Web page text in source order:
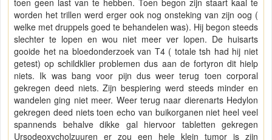
toen geen last van te hebben. Toen begon zijn staart kaal te
worden het trillen werd erger ook nog onsteking van zijn oog (
welke met druppels goed te behandelen was). Hij begon steeds
slechter te lopen en wou niet meer ver lopen. De huisarts
gooide het na bloedonderzoek van T4 ( totale tsh had hij niet
getest) op schildklier problemen dus aan de fortyron dit hielp
niets. Ik was bang voor pijn dus weer terug toen corporal
gekregen deed niets. Zijn bespiering werd steeds minder en
wandelen ging niet meer. Weer terug naar dierenarts Hedylon
gekregen deed niets toen echo van buikorganen niet heel veel
spannends behalve dikke gal hiervoor tabletten gekregen
Ursodeoxycholzuuren er zou een hele klein tumor is zijn